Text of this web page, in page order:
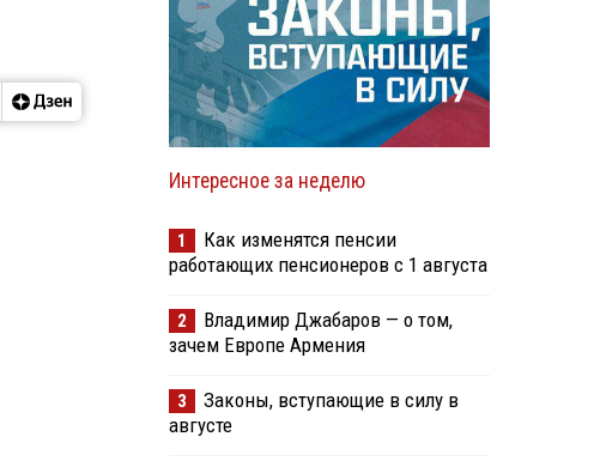
Интересное за неделю
1
Как изменятся пенсии
работающих пенсионеров с 1 августа
2
Владимир Джабаров — о том,
зачем Европе Армения
3
Законы, вступающие в силу в
августе